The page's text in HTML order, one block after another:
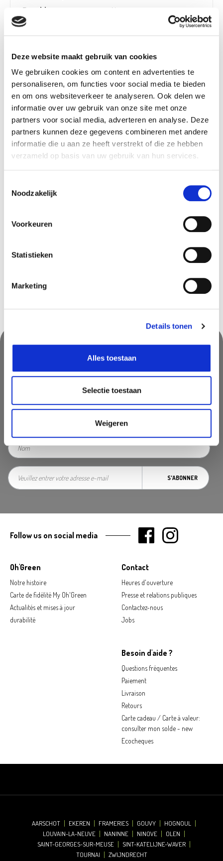
Deze website maakt gebruik van cookies
We gebruiken cookies om content en advertenties te
personaliseren, om functies voor social media te bieden
en om ons websiteverkeer te analyseren. Ook delen we
informatie over uw gebruik van onze site met onze
partners voor social media, adverteren en analyse. Deze
partners kunnen deze gegevens combineren met andere
informatie die u aan ze heeft verstrekt of die ze hebben
verzameld op basis van uw gebruik van hun services.
Noodzakelijk
Voorkeuren
Statistieken
Marketing
Details tonen
Alles toestaan
Selectie toestaan
Weigeren
Payable avec
écochèques:
Non
Poids:
0,36 kg
En pot:
Oui
Numéro d'article:
1237576
Opérateur économique responsable dans
l’UE
Ekeren
nouvelles. Abonnez vous à notre newsletter
S'ABONNER
Oh'Green
Notre histoire
Carte de fidélité My Oh'Green
Actualités et mises à jour
durabilité
Contact
Heures d'ouverture
Presse et relations publiques
Contactez-nous
Jobs
Besoin d'aide ?
Questions fréquentes
Paiement
Livraison
Retours
Carte cadeau / Carte à valeur:
consulter mon solde - new
Ecocheques
Follow us on social media
AARSCHOT EKEREN FRAMERIES GOUVY
HOGNOUL
LOUVAIN-LA-NEUVE
NANINNE NINOVE
OLEN
SAINT-GEORGES-SUR-MEUSE
SINT-KATELIJNE-WAVER
TOURNAI
ZWIJNDRECHT